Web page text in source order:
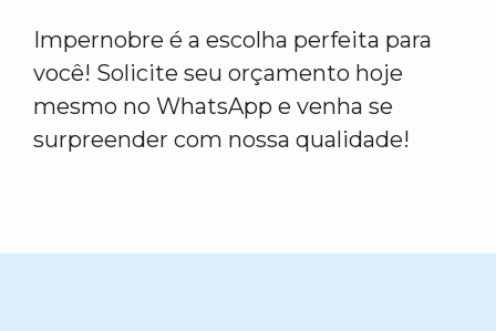
Impernobre é a escolha perfeita para
você! Solicite seu orçamento hoje
mesmo no WhatsApp e venha se
surpreender com nossa qualidade!